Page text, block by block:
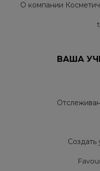
О компании
ВАША
Создать